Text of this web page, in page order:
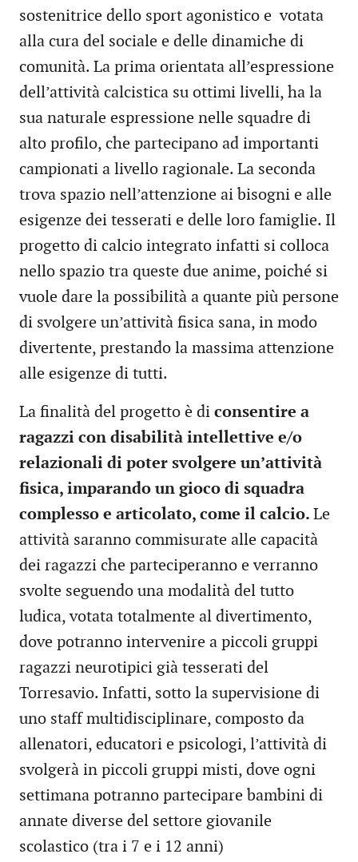
sostenitrice dello sport agonistico e votata
alla cura del sociale e delle dinamiche di
comunità. La prima orientata all’espressione
dell’attività calcistica su ottimi livelli, ha la
sua naturale espressione nelle squadre di
alto profilo, che partecipano ad importanti
campionati a livello ragionale. La seconda
trova spazio nell’attenzione ai bisogni e alle
esigenze dei tesserati e delle loro famiglie. Il
progetto di calcio integrato infatti si colloca
nello spazio tra queste due anime, poiché si
vuole dare la possibilità a quante più persone
di svolgere un’attività fisica sana, in modo
divertente, prestando la massima attenzione
alle esigenze di tutti.
La finalità del progetto è di consentire a
ragazzi con disabilità intellettive e/o
relazionali di poter svolgere un’attività
fisica, imparando un gioco di squadra
complesso e articolato, come il calcio. Le
attività saranno commisurate alle capacità
dei ragazzi che parteciperanno e verranno
svolte seguendo una modalità del tutto
ludica, votata totalmente al divertimento,
dove potranno intervenire a piccoli gruppi
ragazzi neurotipici già tesserati del
Torresavio. Infatti, sotto la supervisione di
uno staff multidisciplinare, composto da
allenatori, educatori e psicologi, l’attività di
svolgerà in piccoli gruppi misti, dove ogni
settimana potranno partecipare bambini di
annate diverse del settore giovanile
scolastico (tra i 7 e i 12 anni)